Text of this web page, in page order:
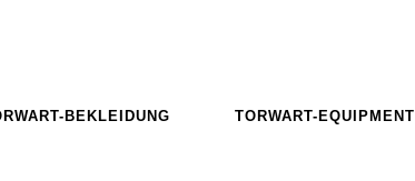
BEKLEIDUNG TORWART-EQUIPMENT